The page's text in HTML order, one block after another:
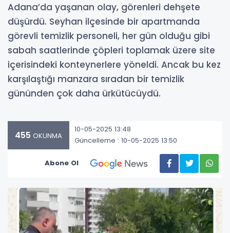
Adana’da yaşanan olay, görenleri dehşete
düşürdü. Seyhan ilçesinde bir apartmanda
görevli temizlik personeli, her gün olduğu gibi
sabah saatlerinde çöpleri toplamak üzere site
içerisindeki konteynerlere yöneldi. Ancak bu kez
karşılaştığı manzara sıradan bir temizlik
gününden çok daha ürkütücüydü.
455 OKUNMA
10-05-2025 13:48
Güncelleme : 10-05-2025 13:50
Abone Ol